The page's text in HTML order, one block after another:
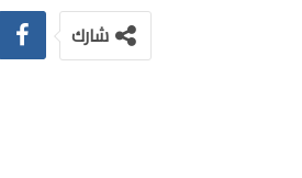
شارك